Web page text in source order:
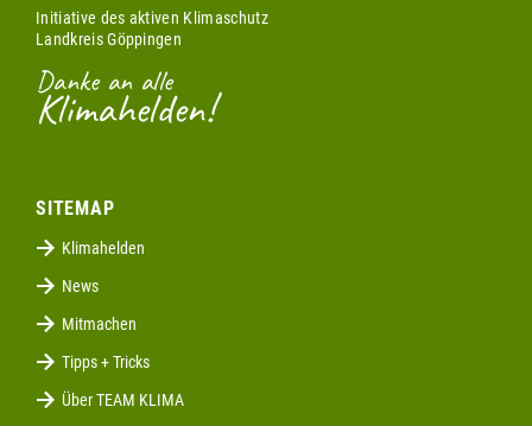
Initiative des aktiven Klimaschutz
Landkreis Göppingen
Danke an alle
Klimahelden!
SITEMAP
Klimahelden
News
Mitmachen
Tipps + Tricks
Über TEAM KLIMA